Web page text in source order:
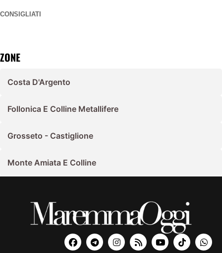
CONSIGLIATI
ZONE
Costa D'Argento
Follonica E Colline Metallifere
Grosseto - Castiglione
Monte Amiata E Colline